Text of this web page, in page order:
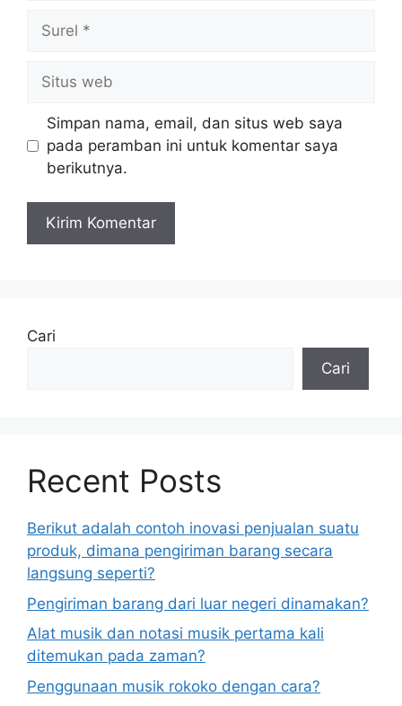
web
Simpan nama, email, dan situs web saya
pada peramban ini untuk komentar saya
berikutnya.
Cari
Cari
Recent Posts
Berikut adalah contoh inovasi penjualan suatu
produk, dimana pengiriman barang secara
langsung seperti?
Pengiriman barang dari luar negeri dinamakan?
Alat musik dan notasi musik pertama kali
ditemukan pada zaman?
Penggunaan musik rokoko dengan cara?